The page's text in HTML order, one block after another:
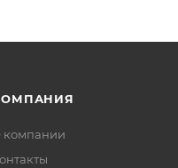
компании